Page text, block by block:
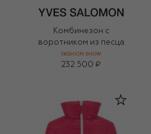
Комбинезон с
воротником из песца
FASHION SHOW
232 500 ₽